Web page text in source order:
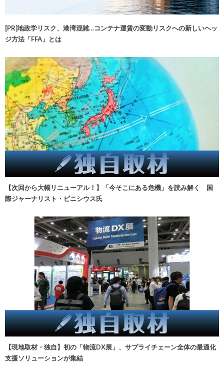
[PR]地政学リスク、港湾混雑…コンテナ運賃の変動リスクへの新しいヘッ
ジ方法「FFA」とは
【次回から大幅リニューアル！】「今そこにある危機」を読み解く 国
際ジャーナリスト・ビニシウス氏
【現地取材・独自】初の「物流DX展」、サプライチェーン全体の最適化
支援ソリューションが集結